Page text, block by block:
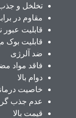
تخلخل و جذب
مقاوم در
قابلیت عبور
قابلیت بوک
ضد آلرژی
فاقد مواد
دوام بالا
خاصیت
عدم جذب
قیمت بالا